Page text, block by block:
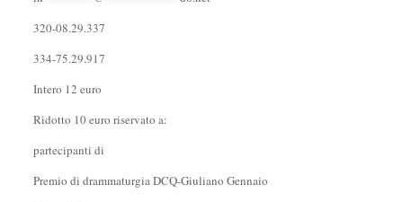
320-08.29.337
334-75.29.917
Intero 12 euro
Ridotto 10 euro riservato a:
partecipanti di
Premio di drammaturgia DCQ-Giuliano Gennaio